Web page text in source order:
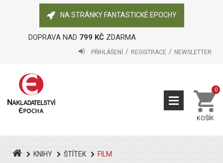
NA STRÁNKY FANTASTICKÉ EPOCHY
DOPRAVA NAD 799 KČZDARMA
PŘIHLÁŠENÍ REGISTRACE NEWSLETTER
KOŠÍK
0
KNIHY ŠTÍTEK FILM